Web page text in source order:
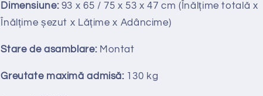
Dimensiune:93 x 65 / 75 x 53 x 47 cm (Înălțime totală x
Înălțime șezut x Lățime x Adâncime)
Stare de asamblare: Montat
Greutate maximă admisă: 130 kg